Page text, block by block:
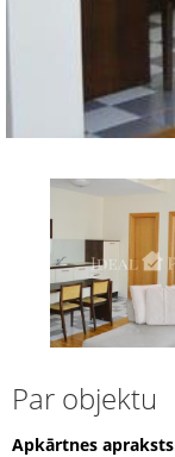
Par objektu
Apkārtnes apraksts